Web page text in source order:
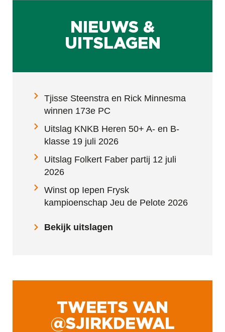
NIEUWS &
UITSLAGEN
Tjisse Steenstra en Rick Minnesma
winnen 173e PC
Uitslag KNKB Heren 50+ A- en B-
klasse 19 juli 2026
Uitslag Folkert Faber partij 12 juli
2026
Winst op Iepen Frysk
kampioenschap Jeu de Pelote 2026
Bekijk uitslagen
TWEETS VAN
@SJIRKDEWAL